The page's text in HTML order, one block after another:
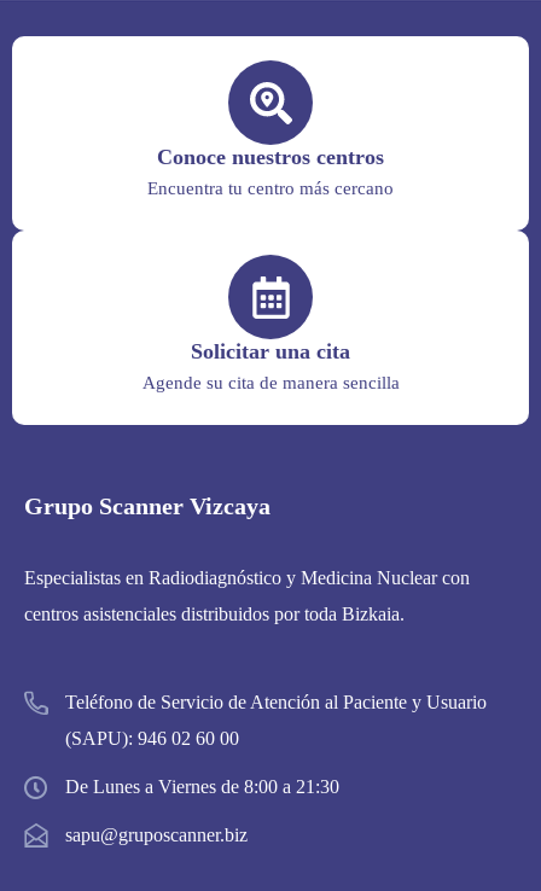
Conoce nuestros centros
Encuentra tu centro más cercano
Solicitar una cita
Agende su cita de manera sencilla
Grupo Scanner Vizcaya
Especialistas en Radiodiagnóstico y Medicina Nuclear con
centros asistenciales distribuidos por toda Bizkaia.
Teléfono de Servicio de Atención al Paciente y Usuario
(SAPU): 946 02 60 00
De Lunes a Viernes de 8:00 a 21:30
sapu@gruposcanner.biz